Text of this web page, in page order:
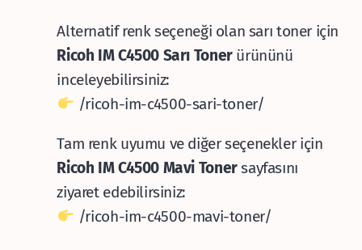
Alternatif renk seçeneği olan sarı toner için
Ricoh IM C4500 Sarı Tonerürününü
inceleyebilirsiniz:
/ricoh-im-c4500-sari-toner/
Tam renk uyumu ve diğer seçenekler için
Ricoh IM C4500 Mavi Tonersayfasını
ziyaret edebilirsiniz:
/ricoh-im-c4500-mavi-toner/